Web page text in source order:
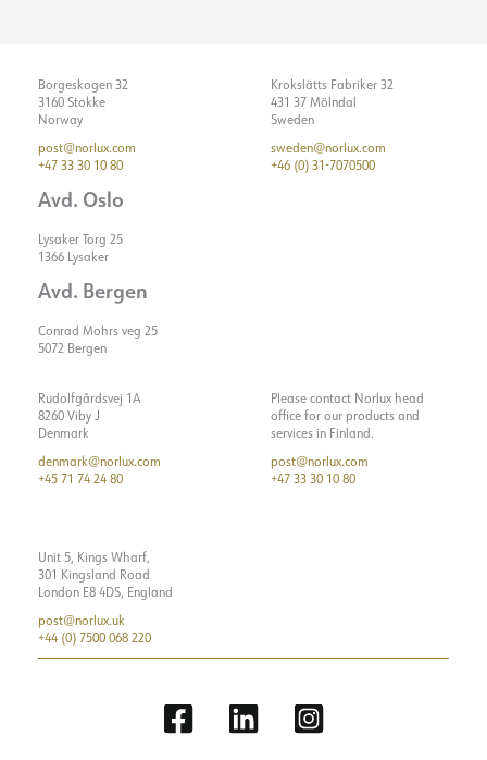
Borgeskogen 32
3160 Stokke
Norway
post@norlux.com
+47 33 30 10 80
Avd. Oslo
Lysaker Torg 25
1366 Lysaker
Avd. Bergen
Conrad Mohrs veg 25
5072 Bergen
Krokslätts Fabriker 32
431 37 Mölndal
Sweden
sweden@norlux.com
+46 (0) 31-7070500
Rudolfgårdsvej 1A
8260 Viby J
Denmark
denmark@norlux.com
+45 71 74 24 80
Please contact Norlux head
office for our products and
services in Finland.
post@norlux.com
+47 33 30 10 80
Unit 5, Kings Wharf,
301 Kingsland Road
London E8 4DS, England
post@norlux.uk
+44 (0) 7500 068 220